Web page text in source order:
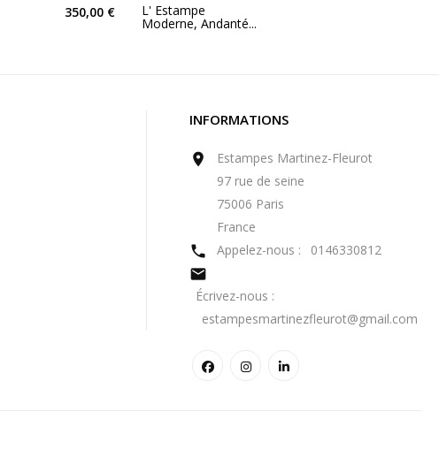
350,00 € L' Estampe
Moderne, Andanté...
INFORMATIONS

Estampes Martinez-Fleurot
97 rue de seine
75006 Paris
France
 Appelez-nous : 0146330812

Écrivez-nous :
estampesmartinezfleurot@gmail.com